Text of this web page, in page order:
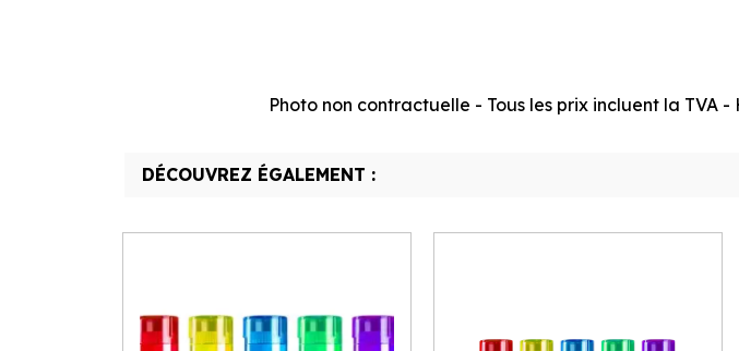
Photo non contractuelle - Tous les prix incluent la TVA
DÉCOUVREZ ÉGALEMENT :